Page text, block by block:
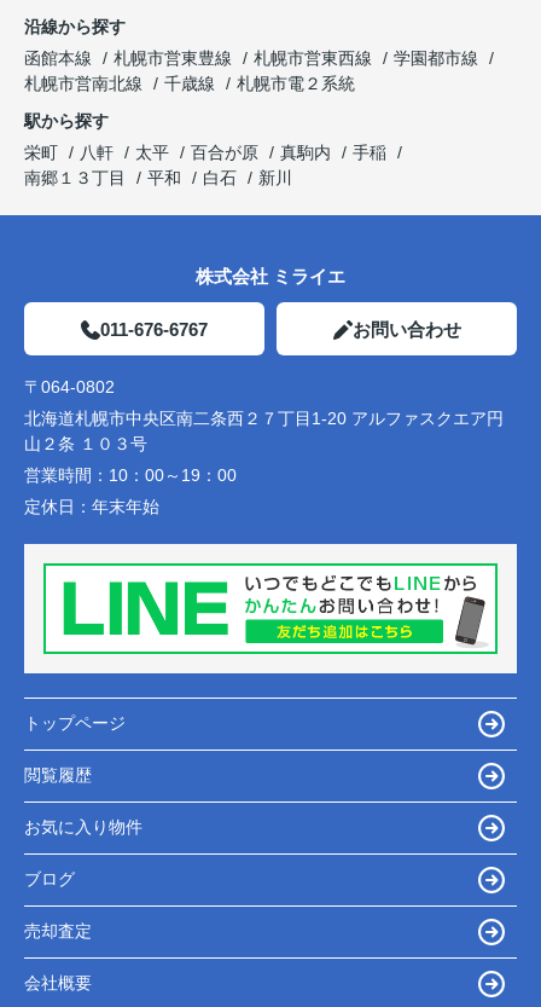
沿線から探す
函館本線
札幌市営東豊線 札幌市営東西線
学園都市線
札幌市営南北線
千歳線
札幌市電２系統
駅から探す
栄町
八軒 太平 百合が原 真駒内
手稲
南郷１３丁目
平和 白石 新川
株式会社 ミライエ
011-676-6767 お問い合わせ
〒064-0802
北海道札幌市中央区南二条西２７丁目1-20 アルファスクエア円
山２条 １０３号
営業時間： 10：00～19：00
定休日： 年末年始
トップページ
閲覧履歴
お気に入り物件
ブログ
売却査定
会社概要